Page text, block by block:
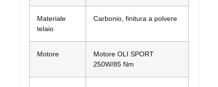
Materiale
telaio
Carbonio, finitura a polvere
Motore
Motore OLI SPORT
250W/85 Nm